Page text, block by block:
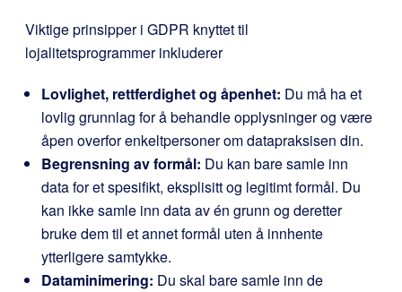
Viktige prinsipper i GDPR knyttet til
lojalitetsprogrammer inkluderer
Lovlighet, rettferdighet og åpenhet: Du må ha et
lovlig grunnlag for å behandle opplysninger og være
åpen overfor enkeltpersoner om datapraksisen din.
Begrensning av formål: Du kan bare samle inn
data for et spesifikt, eksplisitt og legitimt formål. Du
kan ikke samle inn data av én grunn og deretter
bruke dem til et annet formål uten å innhente
ytterligere samtykke.
Dataminimering: Du skal bare samle inn de